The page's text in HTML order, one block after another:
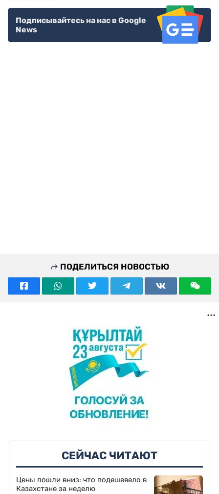
Подписывайтесь на нас в Google
News
ПОДЕЛИТЬСЯ НОВОСТЬЮ
СЕЙЧАС ЧИТАЮТ
Цены пошли вниз: что подешевело в
Казахстане за неделю